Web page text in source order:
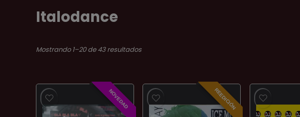
Italodance
Mostrando 1–20 de 43 resultadosOrdenado
últimos
NOVEDAD REEDICIÓN